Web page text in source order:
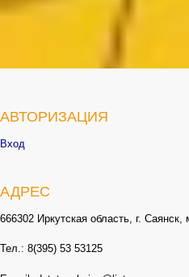
АВТОРИЗАЦИЯ
Вход
АДРЕС
666302 Иркутская область, г.
Тел.: 8(395) 53 53125